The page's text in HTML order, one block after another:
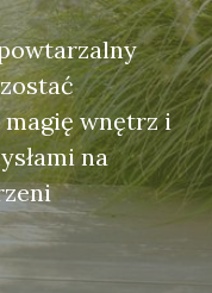
wnętrz i
na